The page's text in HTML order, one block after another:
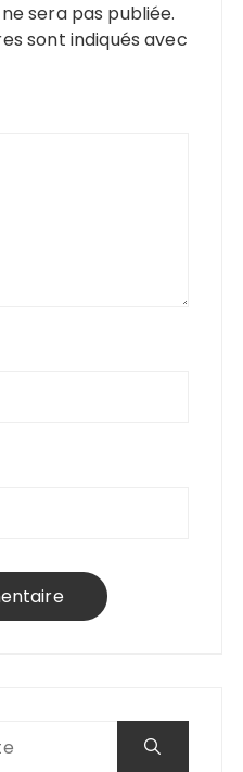
sera pas publiée.
sont indiqués avec